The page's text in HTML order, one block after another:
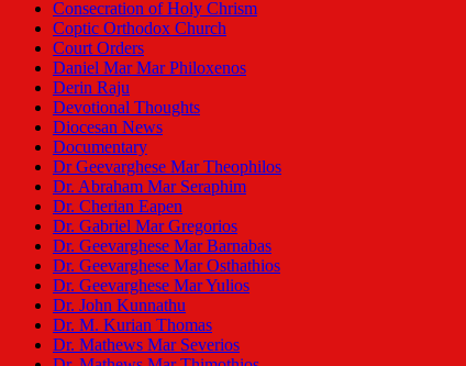
Consecration of Holy Chrism
Coptic Orthodox Church
Court Orders
Daniel Mar Mar Philoxenos
Derin Raju
Devotional Thoughts
Diocesan News
Documentary
Dr Geevarghese Mar Theophilos
Dr. Abraham Mar Seraphim
Dr. Cherian Eapen
Dr. Gabriel Mar Gregorios
Dr. Geevarghese Mar Barnabas
Dr. Geevarghese Mar Osthathios
Dr. Geevarghese Mar Yulios
Dr. John Kunnathu
Dr. M. Kurian Thomas
Dr. Mathews Mar Severios